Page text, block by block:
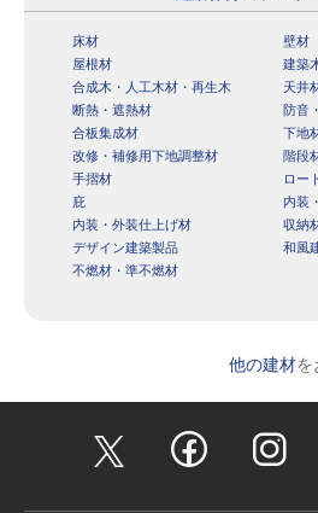
床材
壁材
屋根材
建築
合成木・人工木材・再生木
天井
断熱・遮熱材
防音
合板集成材
下地
改修・補修用下地調整材
階段
手摺材
ロー
庇
内装
内装・外装仕上げ材
収納
デザイン建築製品
和風
不燃材・準不燃材
他の建材を